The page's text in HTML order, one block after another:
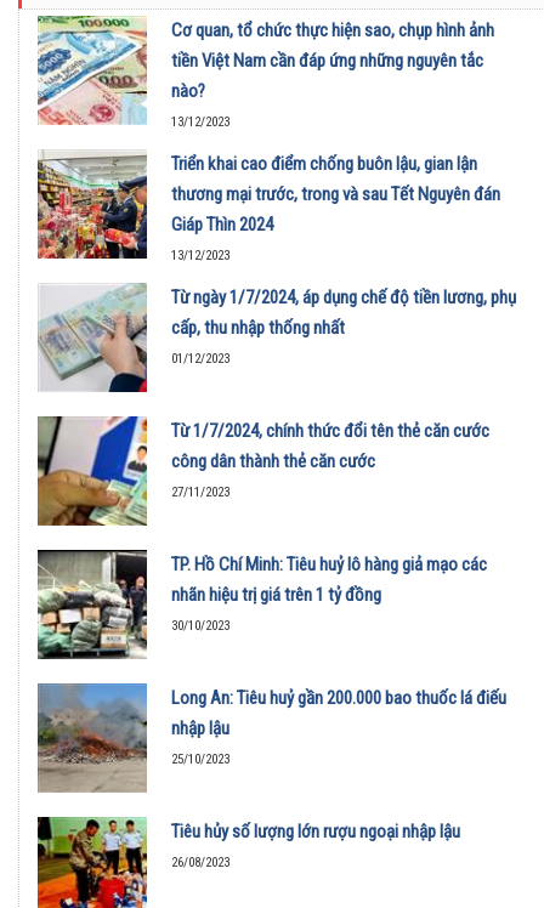
Cơ quan, tổ chức thực hiện sao, chụp hình ảnh
tiền Việt Nam cần đáp ứng những nguyên tắc
nào?
13/12/2023
Triển khai cao điểm chống buôn lậu, gian lận
thương mại trước, trong và sau Tết Nguyên đán
Giáp Thìn 2024
13/12/2023
Từ ngày 1/7/2024, áp dụng chế độ tiền lương, phụ
cấp, thu nhập thống nhất
01/12/2023
Từ 1/7/2024, chính thức đổi tên thẻ căn cước
công dân thành thẻ căn cước
27/11/2023
TP. Hồ Chí Minh: Tiêu huỷ lô hàng giả mạo các
nhãn hiệu trị giá trên 1 tỷ đồng
30/10/2023
Long An: Tiêu huỷ gần 200.000 bao thuốc lá điếu
nhập lậu
25/10/2023
Tiêu hủy số lượng lớn rượu ngoại nhập lậu
26/08/2023